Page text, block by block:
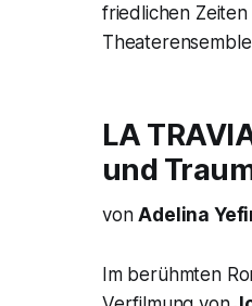
friedlichen
LA
und
vonAdelina
Im berühmten